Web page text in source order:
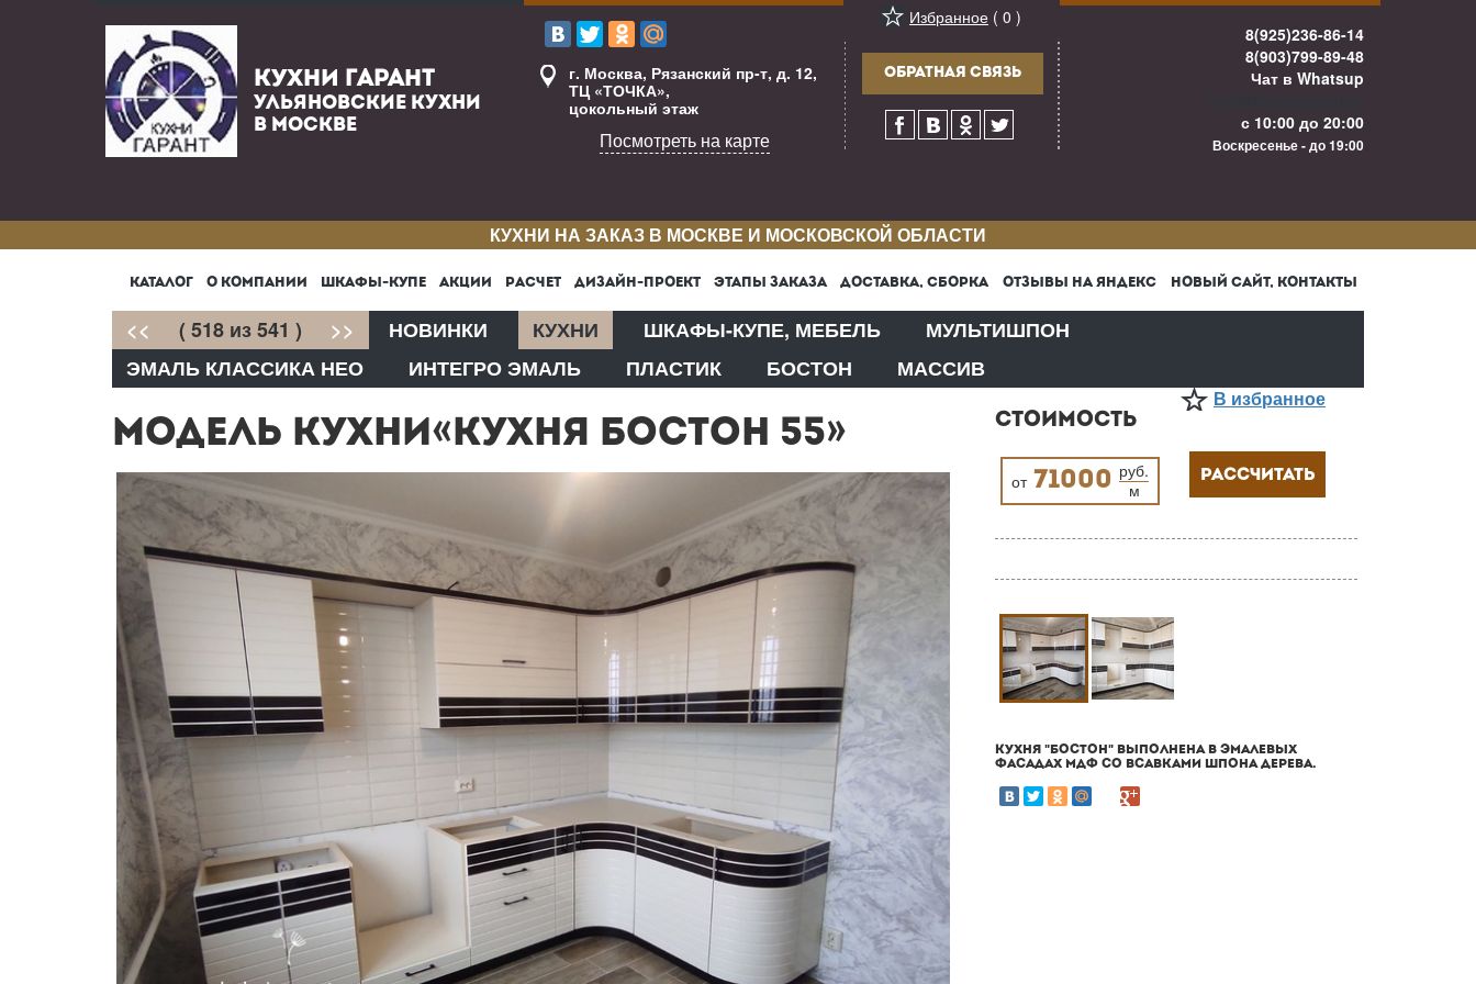
КУХНИ ГАРАНТ
УЛЬЯНОВСКИЕ КУХНИ
В МОСКВЕ
г. Москва, Рязанский пр-т, д. 12,
ТЦ «ТОЧКА»,
цокольный этаж
Посмотреть на карте
Избранное ( 0 )
ОБРАТНАЯ СВЯЗЬ
8(925)236-86-14
8(903)799-89-48
Чат в Whatsup
с 10:00 до 20:00
Воскресенье - до 19:00
КУХНИ НА ЗАКАЗ В МОСКВЕ И МОСКОВСКОЙ ОБЛАСТИ
КАТАЛОГ О КОМПАНИИ ШКАФЫ-КУПЕ АКЦИИ РАСЧЕТ ДИЗАЙН-ПРОЕКТ ЭТАПЫ ЗАКАЗА ДОСТАВКА, СБОРКА ОТЗЫВЫ НА ЯНДЕКС НОВЫЙ САЙТ, КОНТАКТЫ
<< ( 518 из 541 ) >> НОВИНКИ КУХНИ ШКАФЫ-КУПЕ, МЕБЕЛЬ
МУЛЬТИШПОН
ЭМАЛЬ КЛАССИКА НЕО
ИНТЕГРО ЭМАЛЬ ПЛАСТИК БОСТОН МАССИВ
МОДЕЛЬ КУХНИ«КУХНЯ БОСТОН 55»
В избранное
СТОИМОСТЬ
от 71000 руб.
м
РАССЧИТАТЬ
КУХНЯ "БОСТОН" ВЫПОЛНЕНА В ЭМАЛЕВЫХ
ФАСАДАХ МДФ СО ВСАВКАМИ ШПОНА ДЕРЕВА.